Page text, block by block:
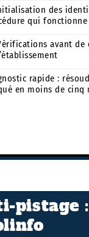
des
qui fonctionne
avant de
rapide :
en moins de cinq
pistage